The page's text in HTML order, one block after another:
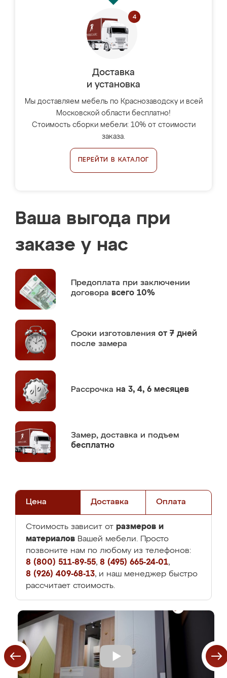
Доставка
и установка
Мы доставляем мебель по Краснозаводску и всей
Московской области бесплатно!
Стоимость сборки мебели: 10% от стоимости
заказа.
ПЕРЕЙТИ В КАТАЛОГ
Ваша выгода при
заказе у нас
Предоплата при заключении
договора всего 10%
Сроки изготовления от 7 дней
после замера
Рассрочка на 3, 4, 6 месяцев
Замер, доставка и подъем
бесплатно
Цена Доставка Оплата
Стоимость зависит от размеров и
материалов Вашей мебели. Просто
позвоните нам по любому из телефонов:
8 (800) 511-89-55, 8 (495) 665-24-01,
8 (926) 409-68-13, и наш менеджер быстро
рассчитает стоимость.